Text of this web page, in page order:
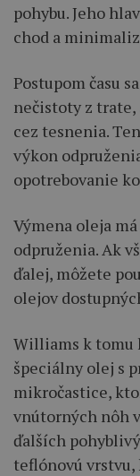
pohybu. Jeho
chod a
Postupom času
nečistoty z trate,
cez tesnenia.
výkon
opotrebovanie
Výmena oleja
odpruženia. Ak
ďalej, môžete
olejov
Williams k tomu
špeciálny olej s
mikročastice,
vnútorných nôh
ďalších
teflónovú